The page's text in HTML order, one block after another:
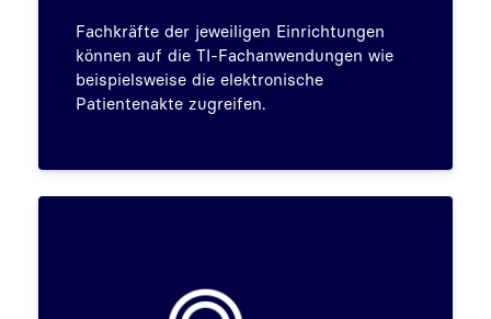
Fachkräfte der jeweiligen Einrichtungen
können auf die TI-Fachanwendungen wie
beispielsweise die elektronische
Patientenakte zugreifen.